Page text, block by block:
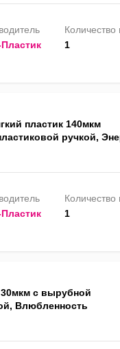
Количество
1
пластик 140мкм
ручкой,
Количество
1
с вырубной
Влюбленность